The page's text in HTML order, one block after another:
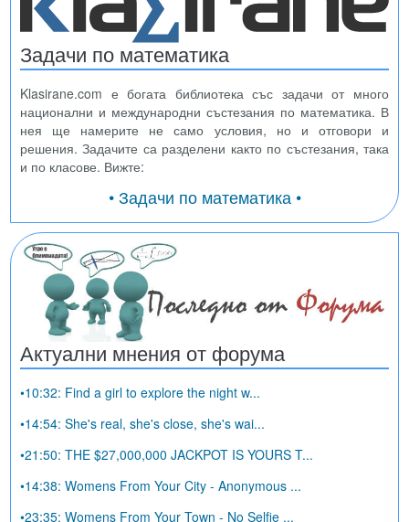
Задачи по математика
Klasirane.com е богата библиотека със задачи от много
национални и международни състезания по математика. В
нея ще намерите не само условия, но и отговори и
решения. Задачите са разделени както по състезания, така
и по класове. Вижте:
• Задачи по математика •
Актуални мнения от форума
•10:32: Find a girl to explore the night w...
•14:54: She's real, she's close, she's wai...
•21:50: THE $27,000,000 JACKPOT IS YOURS T...
•14:38: Womens From Your City - Anonymous ...
•23:35: Womens From Your Town - No Selfie ...